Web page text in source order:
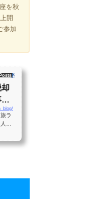
を秋
開
参加
業家、"ソロ" で働く人のライ
261 Shares
却
？
績
グ
ラ
事
仕
「フ
を
ブ